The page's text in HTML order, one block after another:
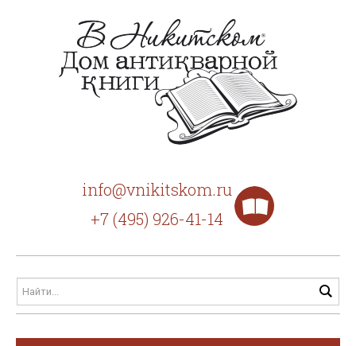
info@vnikitskom.ru
+7 (495) 926-41-14